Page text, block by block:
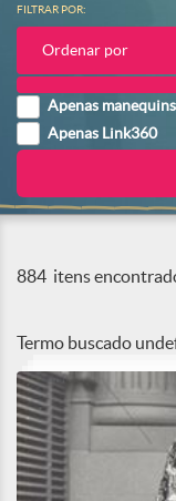
FILTRAR POR:
Ordenar por
Apenas manequins
Apenas Link360
884 itens
Termo buscado